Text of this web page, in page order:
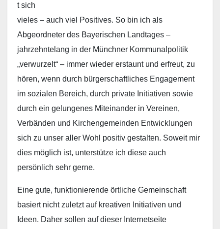
t sich
vieles – auch viel Positives. So bin ich als
Abgeordneter des Bayerischen Landtages –
jahrzehntelang in der Münchner Kommunalpolitik
„verwurzelt“ – immer wieder erstaunt und erfreut, zu
hören, wenn durch bürgerschaftliches Engagement
im sozialen Bereich, durch private Initiativen sowie
durch ein gelungenes Miteinander in Vereinen,
Verbänden und Kirchengemeinden Entwicklungen
sich zu unser aller Wohl positiv gestalten. Soweit mir
dies möglich ist, unterstütze ich diese auch
persönlich sehr gerne.
Eine gute, funktionierende örtliche Gemeinschaft
basiert nicht zuletzt auf kreativen Initiativen und
Ideen. Daher sollen auf dieser Internetseite